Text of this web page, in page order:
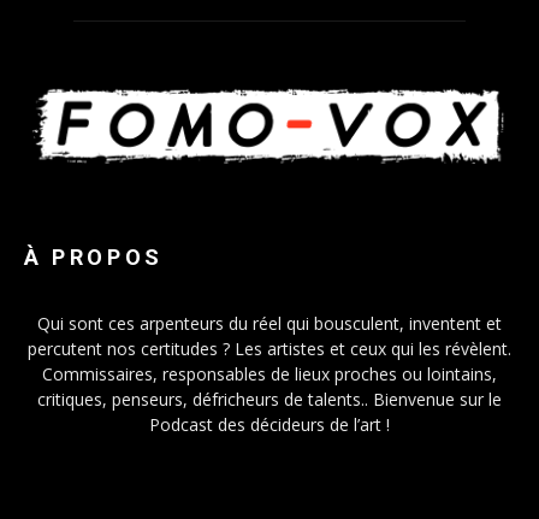
À PROPOS
Qui sont ces arpenteurs du réel qui bousculent, inventent et
percutent nos certitudes ? Les artistes et ceux qui les révèlent.
Commissaires, responsables de lieux proches ou lointains,
critiques, penseurs, défricheurs de talents.. Bienvenue sur le
Podcast des décideurs de l’art !